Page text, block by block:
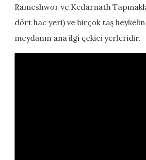
Rameshwor ve Kedarnath
dört hac yeri) ve birçok taş heykelin
meydanın ana ilgi çekici yerleridir.